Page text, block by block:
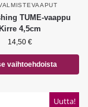
TUME-vaappu
Kirre 4,5cm
14,50 €
vaihtoehdoista
Uutta!